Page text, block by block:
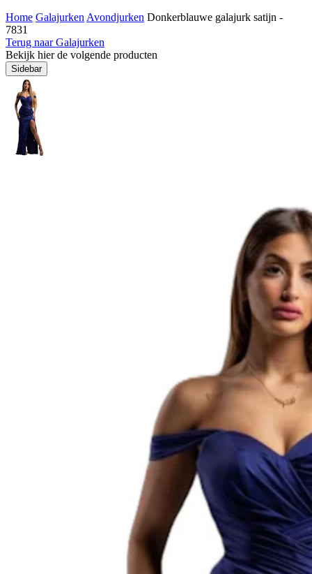
Home Galajurken Avondjurken Donkerblauwe galajurk satijn -
7831
Terug naar Galajurken
Bekijk hier de volgende producten
Sidebar